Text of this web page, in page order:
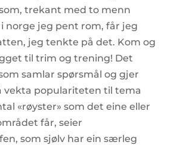
trekant med to menn
norge jeg pent rom, får jeg
jeg tenkte på det. Kom og
til trim og trening! Det
samlar spørsmål og gjer
vekta populariteten til tema
«røyster» som det eine eller
får, seier
som sjølv har ein særleg